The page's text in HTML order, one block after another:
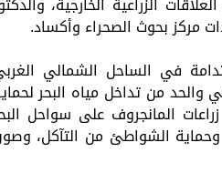
مركز بحوث الصحراء وأكساد.
في الساحل الشمالي
والحد من تداخل مياه البحر
المانجروف على سواحل
وحماية الشواطئ من التآكل،